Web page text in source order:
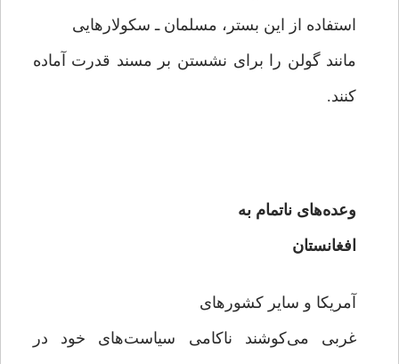
استفاده از این بستر، مسلمان ـ سکولارهایی
مانند گولن را برای نشستن بر مسند قدرت آماده
کنند.
وعده‌های ناتمام به
افغانستان
آمریکا و سایر کشورهای
غربی می‌کوشند ناکامی سیاست‌های خود در